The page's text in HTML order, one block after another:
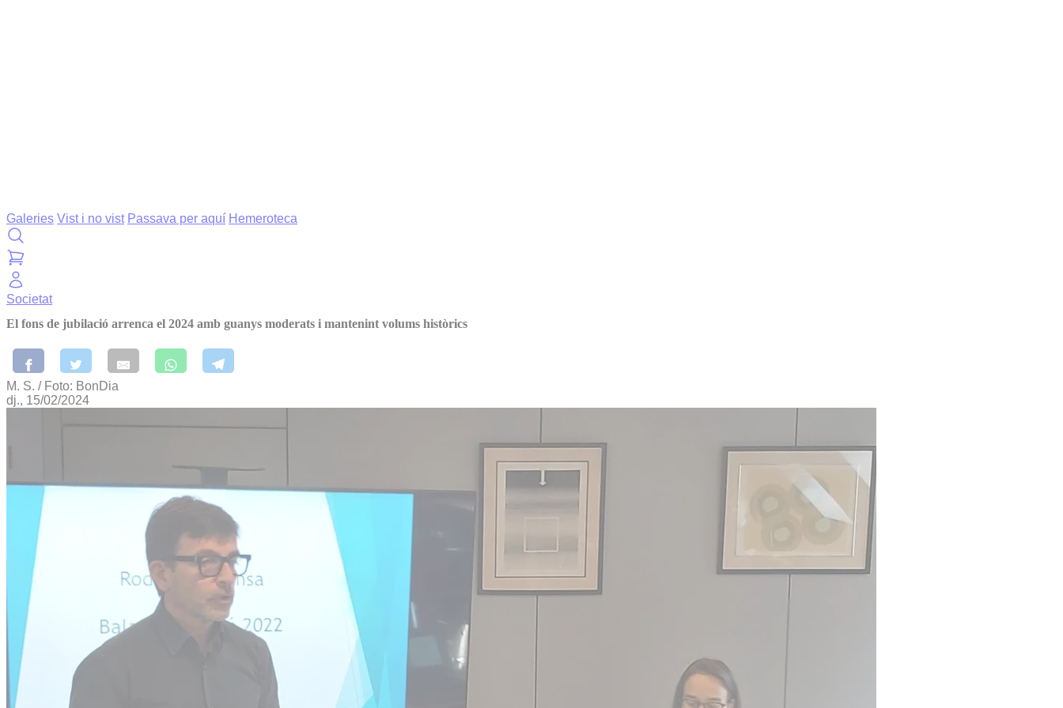
Galeries Vist i no vist Passava per aquí Hemeroteca
Societat
El fons de jubilació arrenca el 2024 amb guanys moderats i mantenint volums històrics
M. S. / Foto: BonDia
dj., 15/02/2024